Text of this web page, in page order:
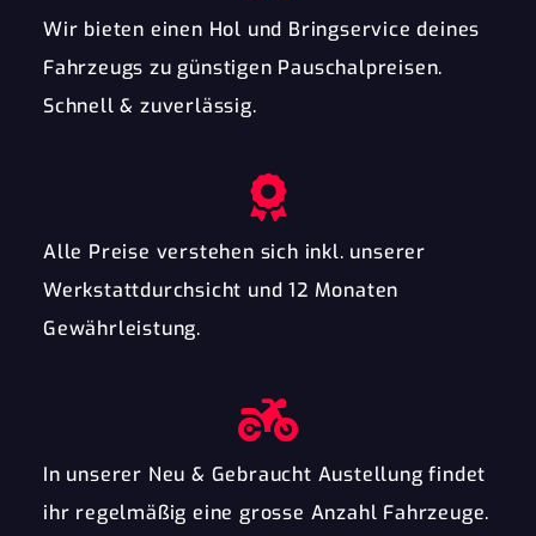
Wir bieten einen Hol und Bringservice deines
Fahrzeugs zu günstigen Pauschalpreisen.
Schnell & zuverlässig.
Alle Preise verstehen sich inkl. unserer
Werkstattdurchsicht und 12 Monaten
Gewährleistung.
In unserer Neu & Gebraucht Austellung findet
ihr regelmäßig eine grosse Anzahl Fahrzeuge.